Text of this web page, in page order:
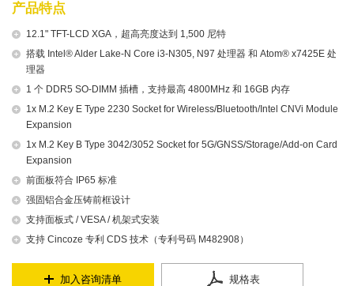
产品特点
12.1" TFT-LCD XGA，超高亮度达到 1,500 尼特
搭载 Intel® Alder Lake-N Core i3-N305, N97 处理器 和 Atom® x7425E 处
理器
1 个 DDR5 SO-DIMM 插槽，支持最高 4800MHz 和 16GB 内存
1x M.2 Key E Type 2230 Socket for Wireless/Bluetooth/Intel CNVi Module
Expansion
1x M.2 Key B Type 3042/3052 Socket for 5G/GNSS/Storage/Add-on Card
Expansion
前面板符合 IP65 标准
强固铝合金压铸前框设计
支持面板式 / VESA / 机架式安装
支持 Cincoze 专利 CDS 技术（专利号码 M482908）
加入咨询清单 规格表